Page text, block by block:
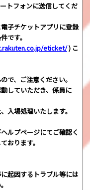
トフォンに送信してくだ
子チケットアプリに登録
です。
eticket/) こ
で、ご注意ください。
していただき、係員に
入場処理いたします。
ルプページにてご確認く
おります。
起因するトラブル等には